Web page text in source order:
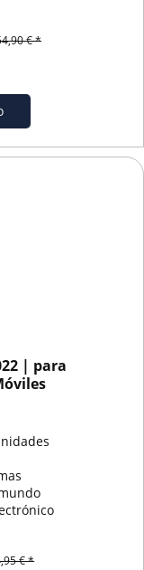
€ *
| para
€ *